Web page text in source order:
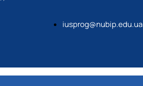
iusprog@nubip.edu.ua